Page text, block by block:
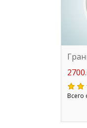
Всего